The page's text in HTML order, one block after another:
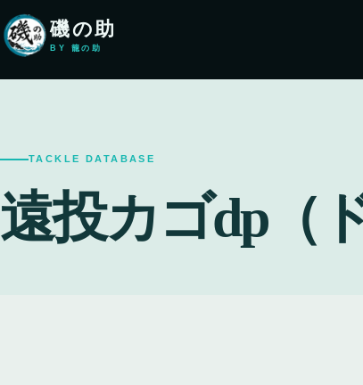
本文へ移動
磯の助
BY 籠の助
TACKLE DATABASE
遠投カゴdp（